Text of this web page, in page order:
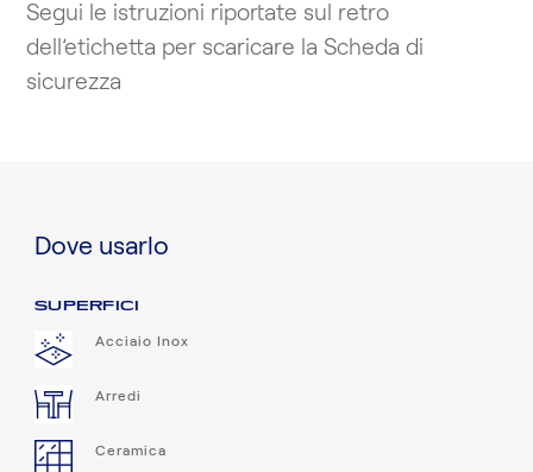
Segui le istruzioni riportate sul retro
dell’etichetta per scaricare la Scheda di
sicurezza
Dove usarlo
SUPERFICI
Acciaio Inox
Arredi
Ceramica